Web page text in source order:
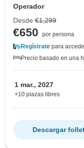
Operador
Desde €1,299
€650
por persona
Regístrate para
Precio basado en una
1 mar., 2027
+10 plazas libres
Descargar